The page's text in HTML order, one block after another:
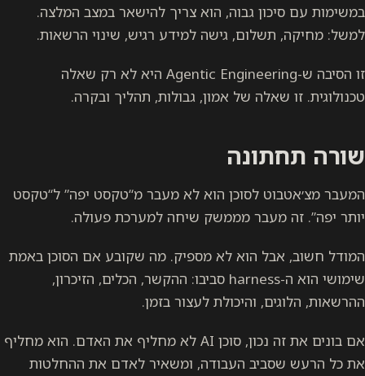
במשימות עם סיכון גבוה, הוא צריך להישאר במצב המלצה.
למשל: מחיקה, תשלום, גישה למידע רגיש, שינוי הרשאות.
זו הסיבה ש-Agentic Engineering היא לא רק שאלה
טכנולוגית. זו שאלה של אמון, גבולות, תהליך ובקרה.
שורה תחתונה
המעבר מצ׳אטבוט לסוכן הוא לא מעבר מ“טקסט יפה” ל“טקסט
יותר יפה”. זה מעבר מממשק שיחה למערכת פעולה.
המודל חשוב, אבל הוא לא מספיק. מה שקובע אם הסוכן באמת
שימושי הוא ה-harness סביבו: ההקשר, הכלים, הזיכרון,
ההרשאות, הלוגים, והיכולת לעצור בזמן.
אם בונים את זה נכון, סוכן AI לא מחליף את האדם. הוא מחליף
את כל הרעש שסביב העבודה, ומשאיר לאדם את ההחלטות